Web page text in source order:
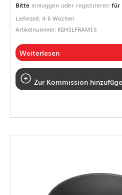
Bitte einloggen oder registrieren für
Lieferzeit: 4-6 Wochen
Artikelnummer: KEH3LFRAM15
Weiterlesen
Zur Kommission